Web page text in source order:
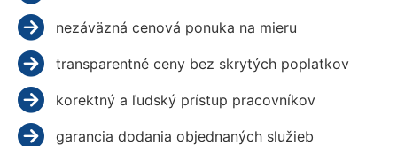
nezáväzná cenová ponuka na mieru
transparentné ceny bez skrytých poplatkov
korektný a ľudský prístup pracovníkov
garancia dodania objednaných služieb